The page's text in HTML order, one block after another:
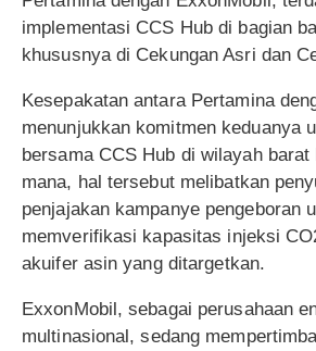
implementasi CCS Hub di bagian
khususnya di Cekungan Asri dan
Kesepakatan antara Pertamina
menunjukkan komitmen keduanya
bersama CCS Hub di wilayah
mana, hal tersebut melibatkan
penjajakan kampanye pengeboran
memverifikasi kapasitas injeksi
akuifer asin yang ditargetkan.
ExxonMobil, sebagai perusahaan
multinasional, sedang